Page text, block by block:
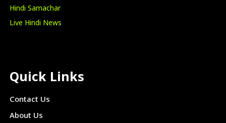
Hindi Samachar
Live Hindi News
Quick Links
Contact Us
About Us